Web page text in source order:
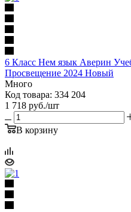
6 Класс Нем язык Аверин
Просвещение 2024 Новый
Много
Код товара: 334 204
1 718 руб./шт
В корзину